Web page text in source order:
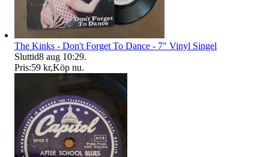
The Kinks - Don't Forget To Dance - 7" Vinyl Singel
Sluttid8 aug 10:29.
Pris:59 kr,Köp nu.